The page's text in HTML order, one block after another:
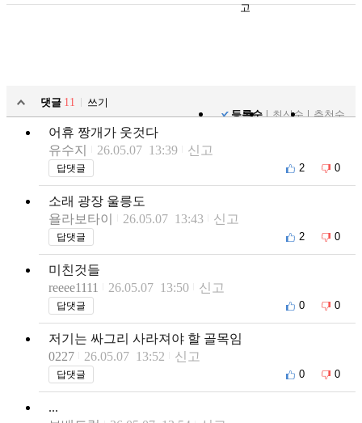
고
댓글 11
쓰기
등록순
최신순 추천순
어휴 짱개가 웃것다
유수지
26.05.07 13:39 신고
답댓글 2 0
소래 광장 울릉도
욜라보타이
26.05.07 13:43 신고
답댓글 2 0
미친것들
reeee1111
26.05.07 13:50 신고
답댓글 0 0
저기는 싸그리 사라져야 할 골목임
0227
26.05.07 13:52 신고
답댓글 0 0
...